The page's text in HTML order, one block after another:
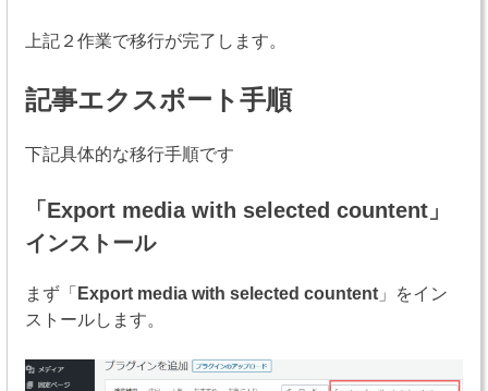
上記２作業で移行が完了します。
記事エクスポート手順
下記具体的な移行手順です
「 Export media with selected countent 」
インストール
まず「 Export media with selected countent 」をイン
ストールします。